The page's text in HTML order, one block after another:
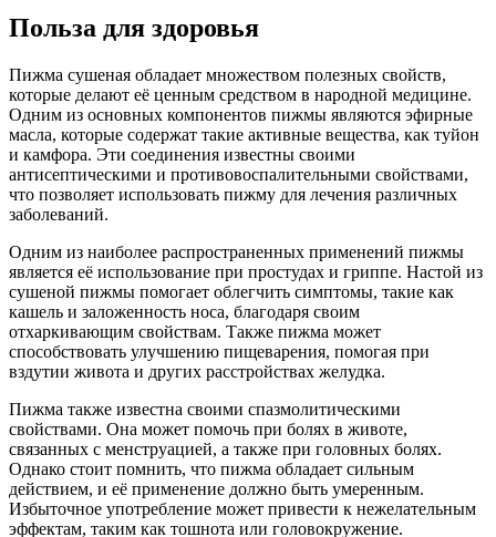
Польза для здоровья
Пижма сушеная обладает множеством полезных свойств,
которые делают её ценным средством в народной медицине.
Одним из основных компонентов пижмы являются эфирные
масла, которые содержат такие активные вещества, как туйон
и камфора. Эти соединения известны своими
антисептическими и противовоспалительными свойствами,
что позволяет использовать пижму для лечения различных
заболеваний.
Одним из наиболее распространенных применений пижмы
является её использование при простудах и гриппе. Настой из
сушеной пижмы помогает облегчить симптомы, такие как
кашель и заложенность носа, благодаря своим
отхаркивающим свойствам. Также пижма может
способствовать улучшению пищеварения, помогая при
вздутии живота и других расстройствах желудка.
Пижма также известна своими спазмолитическими
свойствами. Она может помочь при болях в животе,
связанных с менструацией, а также при головных болях.
Однако стоит помнить, что пижма обладает сильным
действием, и её применение должно быть умеренным.
Избыточное употребление может привести к нежелательным
эффектам, таким как тошнота или головокружение.